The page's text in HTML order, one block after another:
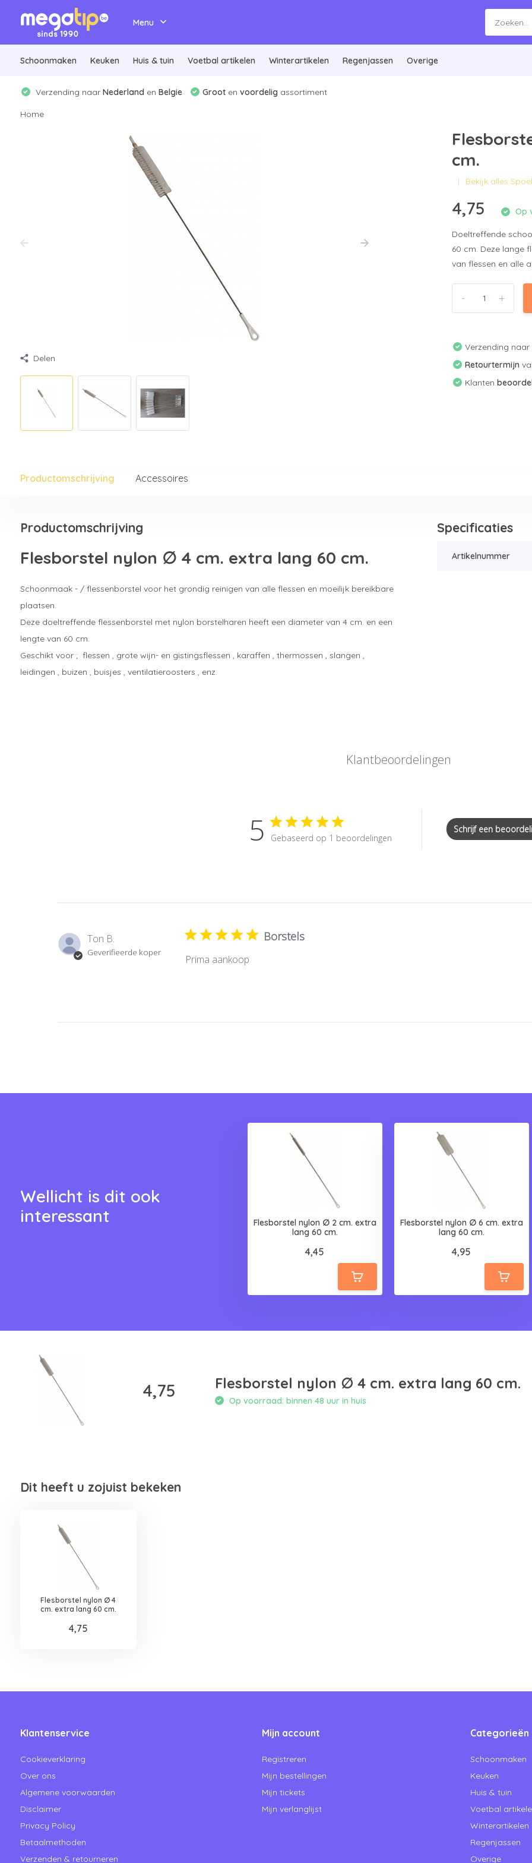
Menu
Schoonmaken Keuken Huis & tuin Voetbal artikelen Winterartikelen Regenjassen Overige
Verzending naar Nederland en Belgie Grooten voordelig assortiment
Home
Delen
cm.
Bekijk alles
4,75 Op
Doeltreffende
60 cm. Deze lange
van flessen en alle
+
-
Verzending naar
Retourtermijn
Klanten
Productomschrijving Accessoires
Productomschrijving
Flesborstel nylon ∅ 4 cm. extra lang 60 cm.
Schoonmaak - / flessenborstel voor het grondig reinigen van alle flessen en moeilijk bereikbare
plaatsen.
Deze doeltreffende flessenborstel met nylon borstelharen heeft een diameter van 4 cm. en een
lengte van 60 cm.
Geschikt voor ; flessen , grote wijn- en gistingsflessen , karaffen , thermossen , slangen ,
leidingen , buizen , buisjes , ventilatieroosters , enz.
Specificaties
Artikelnummer
Klantbeoordelingen
5 Gebaseerd op 1 beoordelingen
Schrijf een
Ton B.
Geverifieerde koper
Borstels
Prima aankoop
Wellicht is dit ook
interessant
Flesborstel nylon ∅ 2 cm. extra
lang 60 cm.
4,45
Flesborstel nylon ∅ 6 cm. extra
lang 60 cm.
4,95
4,75 Flesborstel nylon ∅ 4 cm. extra lang 60 cm.
Op voorraad: binnen 48 uur in huis
Dit heeft u zojuist bekeken
Flesborstel nylon ∅ 4
cm. extra lang 60 cm.
4,75
Klantenservice
Cookieverklaring
Over ons
Algemene voorwaarden
Disclaimer
Privacy Policy
Betaalmethoden
Verzenden & retourneren
Mijn account
Registreren
Mijn bestellingen
Mijn tickets
Mijn verlanglijst
Categorieën
Schoonmaken
Keuken
Huis & tuin
Voetbal
Winterartikelen
Regenjassen
Overige